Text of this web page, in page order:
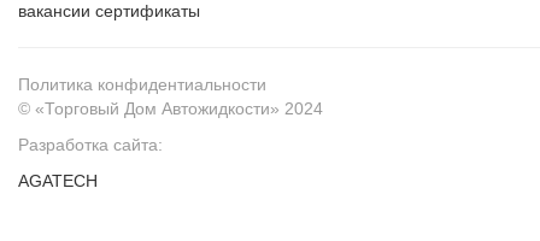
вакансии сертификаты
Политика конфидентиальности
© «Торговый Дом Автожидкости» 2024
Разработка сайта:
AGATECH